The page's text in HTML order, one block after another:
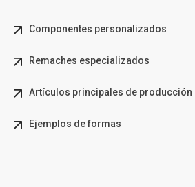
Componentes personalizados
Remaches especializados
Artículos principales de producción
Ejemplos de formas